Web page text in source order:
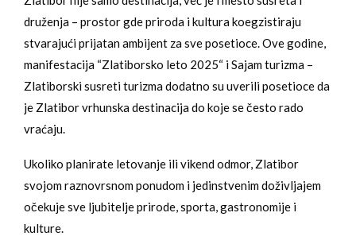
druženja – prostor gde priroda i kultura koegzistiraju
stvarajući prijatan ambijent za sve posetioce. Ove godine,
manifestacija “Zlatiborsko leto 2025“ i Sajam turizma –
Zlatiborski susreti turizma dodatno su uverili posetioce da
je Zlatibor vrhunska destinacija do koje se često rado
vraćaju.
Ukoliko planirate letovanje ili vikend odmor, Zlatibor
svojom raznovrsnom ponudom i jedinstvenim doživljajem
očekuje sve ljubitelje prirode, sporta, gastronomije i
kulture.